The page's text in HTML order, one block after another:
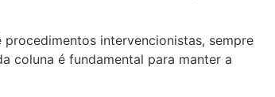
intervencionistas, sempre
coluna é fundamental para manter a